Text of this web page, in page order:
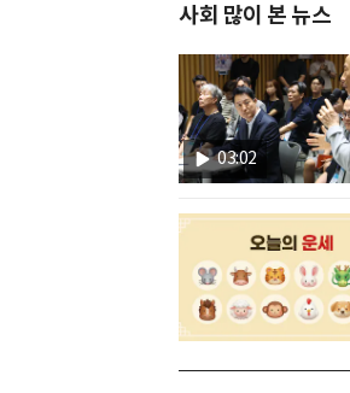
사회 많이 본 뉴스
03:02